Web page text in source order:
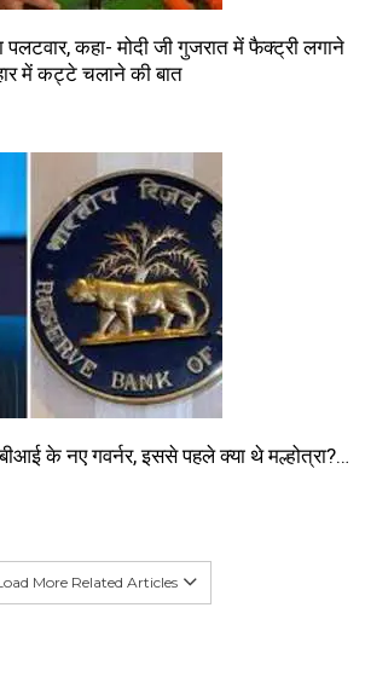
पलटवार, कहा- मोदी जी गुजरात में फैक्ट्री लगाने
में कट्टे चलाने की बात
के नए गवर्नर, इससे पहले क्या थे मल्होत्रा?…
More Related Articles